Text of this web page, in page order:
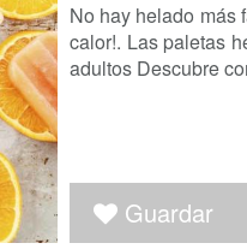
No hay helado más
calor!. Las paletas
adultos Descubre
Guardar